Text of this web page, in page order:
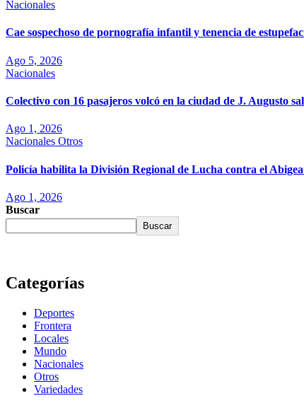
Nacionales
Cae sospechoso de pornografía infantil y tenencia de
Ago 5, 2026
Nacionales
Colectivo con 16 pasajeros volcó en la ciudad de J. Augusto
Ago 1, 2026
Nacionales Otros
Policía habilita la División Regional de Lucha contra el
Ago 1, 2026
Buscar
Buscar
Categorías
Deportes
Frontera
Locales
Mundo
Nacionales
Otros
Variedades